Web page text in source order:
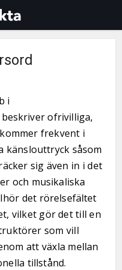
i
ofrivilliga,
frekvent i
känslouttryck såsom
sig även in i det
och musikaliska
det rörelsefältet
vilket gör det till en
som vill
att växla mellan
tillstånd.